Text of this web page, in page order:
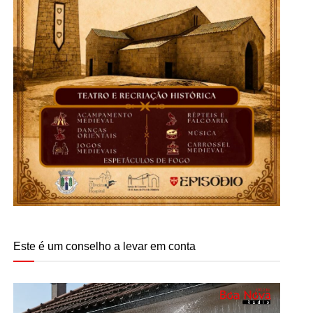
Este é um conselho a levar em conta